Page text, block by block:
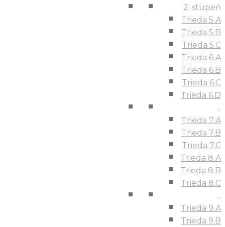
2. stupeň
Trieda 5.A
Trieda 5.B
Trieda 5.C
Trieda 6.A
Trieda 6.B
Trieda 6.C
Trieda 6.D
...
Trieda 7.A
Trieda 7.B
Trieda 7.C
Trieda 8.A
Trieda 8.B
Trieda 8.C
...
Trieda 9.A
Trieda 9.B